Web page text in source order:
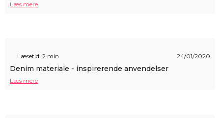
Læs mere
Læsetid: 2 min 24/01/2020
Denim materiale - inspirerende anvendelser
Læs mere